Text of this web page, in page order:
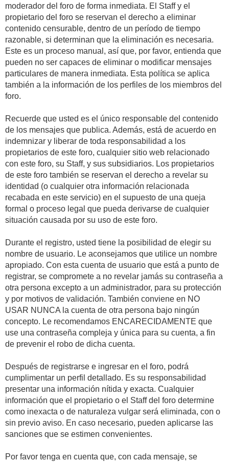
moderador del foro de forma inmediata. El Staff y el
propietario del foro se reservan el derecho a eliminar
contenido censurable, dentro de un período de tiempo
razonable, si determinan que la eliminación es necesaria.
Este es un proceso manual, así que, por favor, entienda que
pueden no ser capaces de eliminar o modificar mensajes
particulares de manera inmediata. Esta política se aplica
también a la información de los perfiles de los miembros del
foro.
Recuerde que usted es el único responsable del contenido
de los mensajes que publica. Además, está de acuerdo en
indemnizar y liberar de toda responsabilidad a los
propietarios de este foro, cualquier sitio web relacionado
con este foro, su Staff, y sus subsidiarios. Los propietarios
de este foro también se reservan el derecho a revelar su
identidad (o cualquier otra información relacionada
recabada en este servicio) en el supuesto de una queja
formal o proceso legal que pueda derivarse de cualquier
situación causada por su uso de este foro.
Durante el registro, usted tiene la posibilidad de elegir su
nombre de usuario. Le aconsejamos que utilice un nombre
apropiado. Con esta cuenta de usuario que está a punto de
registrar, se compromete a no revelar jamás su contraseña a
otra persona excepto a un administrador, para su protección
y por motivos de validación. También conviene en NO
USAR NUNCA la cuenta de otra persona bajo ningún
concepto. Le recomendamos ENCARECIDAMENTE que
use una contraseña compleja y única para su cuenta, a fin
de prevenir el robo de dicha cuenta.
Después de registrarse e ingresar en el foro, podrá
cumplimentar un perfil detallado. Es su responsabilidad
presentar una información nítida y exacta. Cualquier
información que el propietario o el Staff del foro determine
como inexacta o de naturaleza vulgar será eliminada, con o
sin previo aviso. En caso necesario, pueden aplicarse las
sanciones que se estimen convenientes.
Por favor tenga en cuenta que, con cada mensaje, se